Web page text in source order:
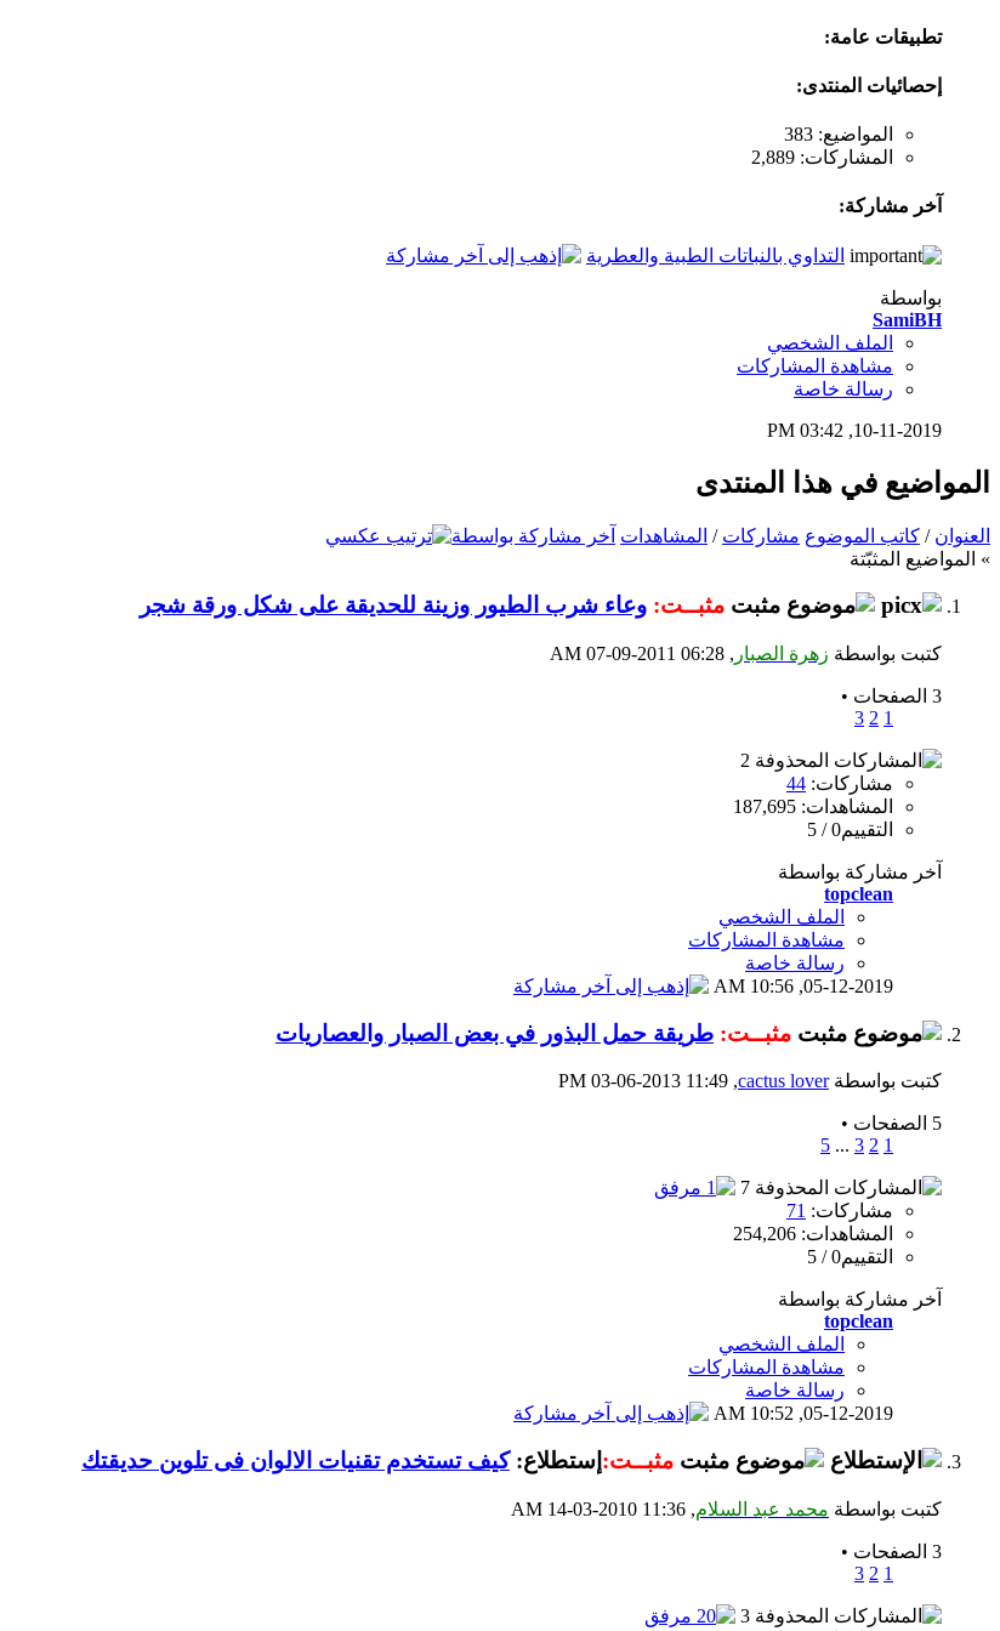
تطبيقات عامة:
إحصائيات المنتدى:
المواضيع: 383
المشاركات: 2,889
آخر مشاركة:
التداوي بالنباتات الطبية والعطرية
بواسطة
SamiBH
الملف الشخصي
مشاهدة المشاركات
رسالة خاصة
10-11-2019,
03:42 PM
المواضيع في هذا المنتدى
العنوان / كاتب الموضوع مشاركات / المشاهدات آخر مشاركة بواسطة
» المواضيع المثبّتة
مثبــت: وعاء شرب الطيور وزينة للحديقة على شكل ورقة شجر
كتبت بواسطة زهرة الصبار ‏, 07-09-2011 06:28 AM
3 الصفحات
•
1
2
3
مشاركات: 44
المشاهدات: 187,695
التقييم0 / 5
آخر مشاركة بواسطة
topclean
الملف الشخصي
مشاهدة المشاركات
رسالة خاصة
05-12-2019,
10:56 AM
مثبــت: طريقة حمل البذور في بعض الصبار والعصاريات
كتبت بواسطةcactus lover
‏, 03-06-2013 11:49 PM
5 الصفحات
•
1
2
3
...
5
مشاركات: 71
المشاهدات: 254,206
التقييم0 / 5
آخر مشاركة بواسطة
topclean
الملف الشخصي
مشاهدة المشاركات
رسالة خاصة
05-12-2019,
10:52 AM
مثبــت: إستطلاع:كيف تستخدم تقنيات الالوان فى تلوين حديقتك
كتبت بواسطة محمد عبد السلام‏, 14-03-2010 11:36 AM
3 الصفحات
•
1
2
3